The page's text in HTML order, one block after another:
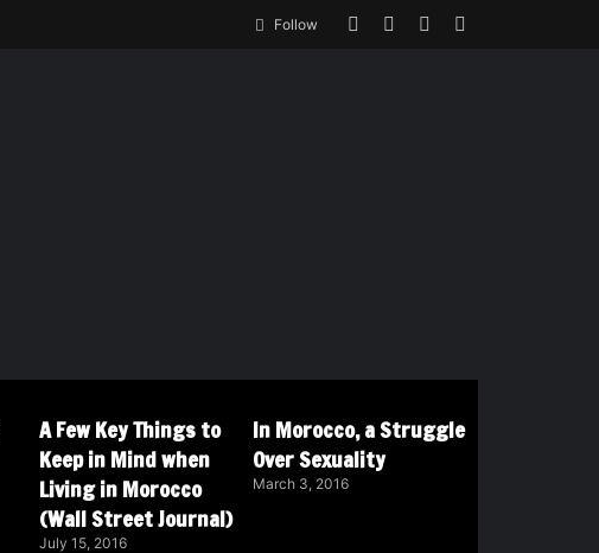
Follow
A Few Key Things to
Keep in Mind when
Living in Morocco
(Wall Street Journal)
July 15, 2016
In Morocco, a Struggle
Over Sexuality
March 3, 2016